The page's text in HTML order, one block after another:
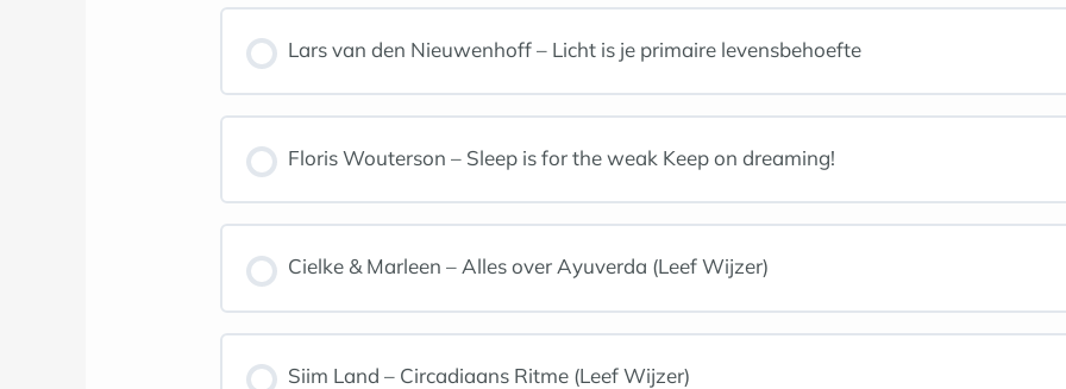
Lars van den Nieuwenhoff – Licht is je primaire levensbehoefte
Floris Wouterson – Sleep is for the weak Keep on dreaming!
Cielke & Marleen – Alles over Ayuverda (Leef Wijzer)
Siim Land – Circadiaans Ritme (Leef Wijzer)